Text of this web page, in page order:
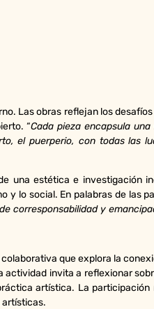
Las obras reflejan los
“Cada pieza encapsula
el puerperio, con todas las
una estética e investigación
y lo social. En palabras de las
corresponsabilidad y
que explora la
actividad invita a reflexionar
artística. La participación
artísticas.